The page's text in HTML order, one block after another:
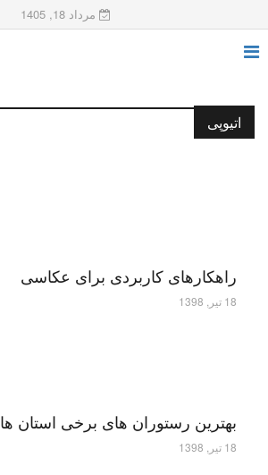
مرداد 18, 1405
اتیوپی
راهکارهای کاربردی برای عکاسی
18 تیر, 1398
بهترین رستوران های برخی استان ها
18 تیر, 1398